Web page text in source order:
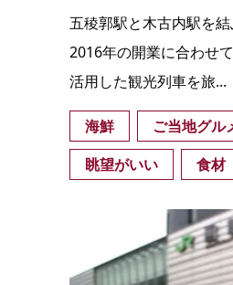
五稜郭駅と木古内駅を結
2016年の開業に合わせ
活用した観光列車を旅...
海鮮 ご当地グル
眺望がいい
食材